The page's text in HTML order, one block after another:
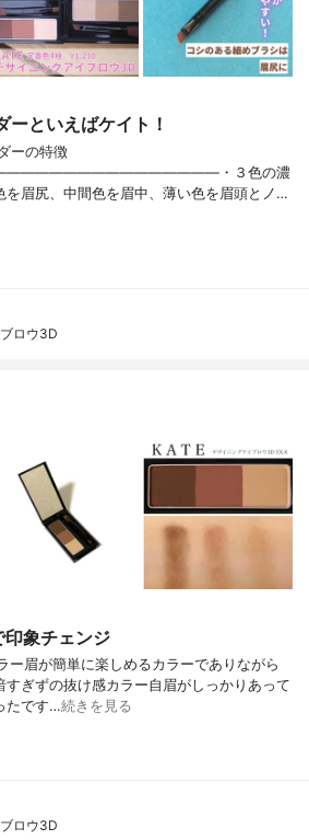
ーといえばケイト！
ーの特徴
・３色の濃
眉尻、中間色を眉中、薄い色を眉頭とノ…
ロウ3D
象チェンジ
ー眉が簡単に楽しめるカラーでありながら
すぎずの抜け感カラー自眉がしっかりあって
たです…続きを見る
ロウ3D